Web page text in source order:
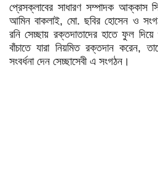
প্রেসক্লাবের সাধারণ সম্পাদক আক্কাস
আমিন বাকলাই, মো. ছবির হোসেন ও
রনি সেচ্ছায় রক্তদাতাদের হাতে ফুল
বাঁচাতে যারা নিয়মিত রক্তদান করেন,
সংবর্ধনা দেন সেচ্ছাসেবী এ সংগঠন।